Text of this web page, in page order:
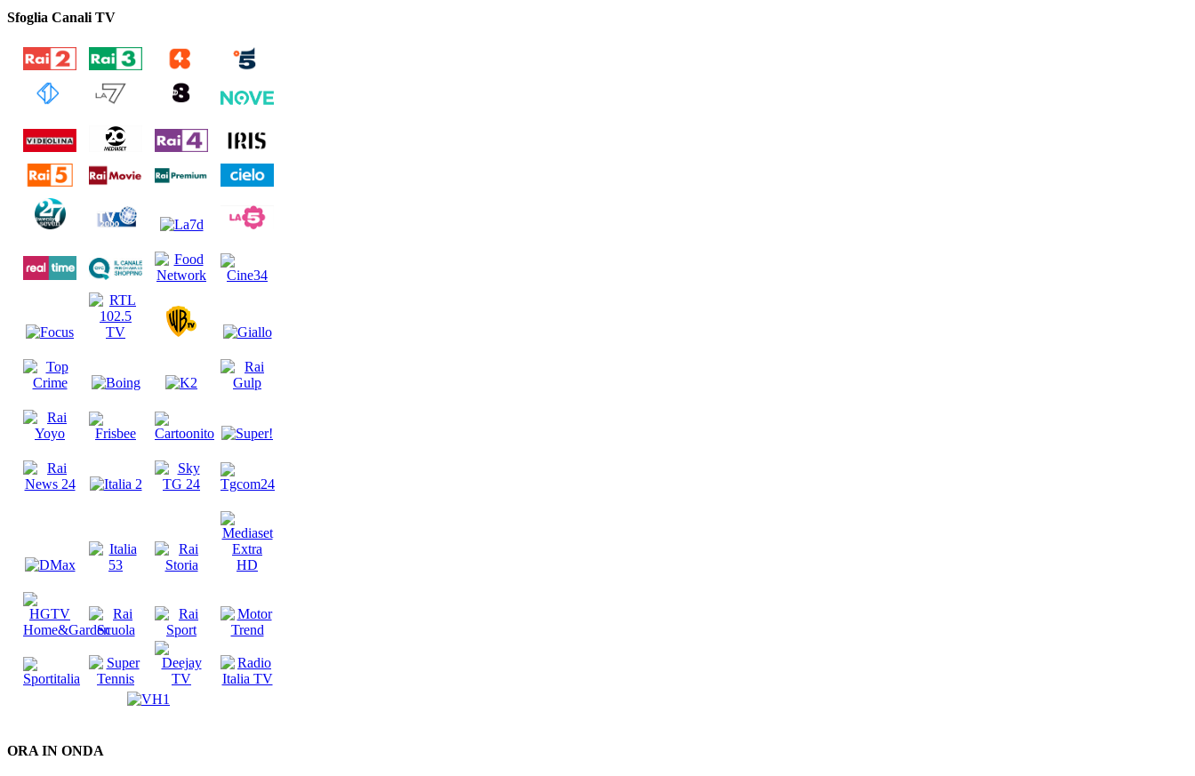
Sfoglia Canali TV
ORA IN ONDA